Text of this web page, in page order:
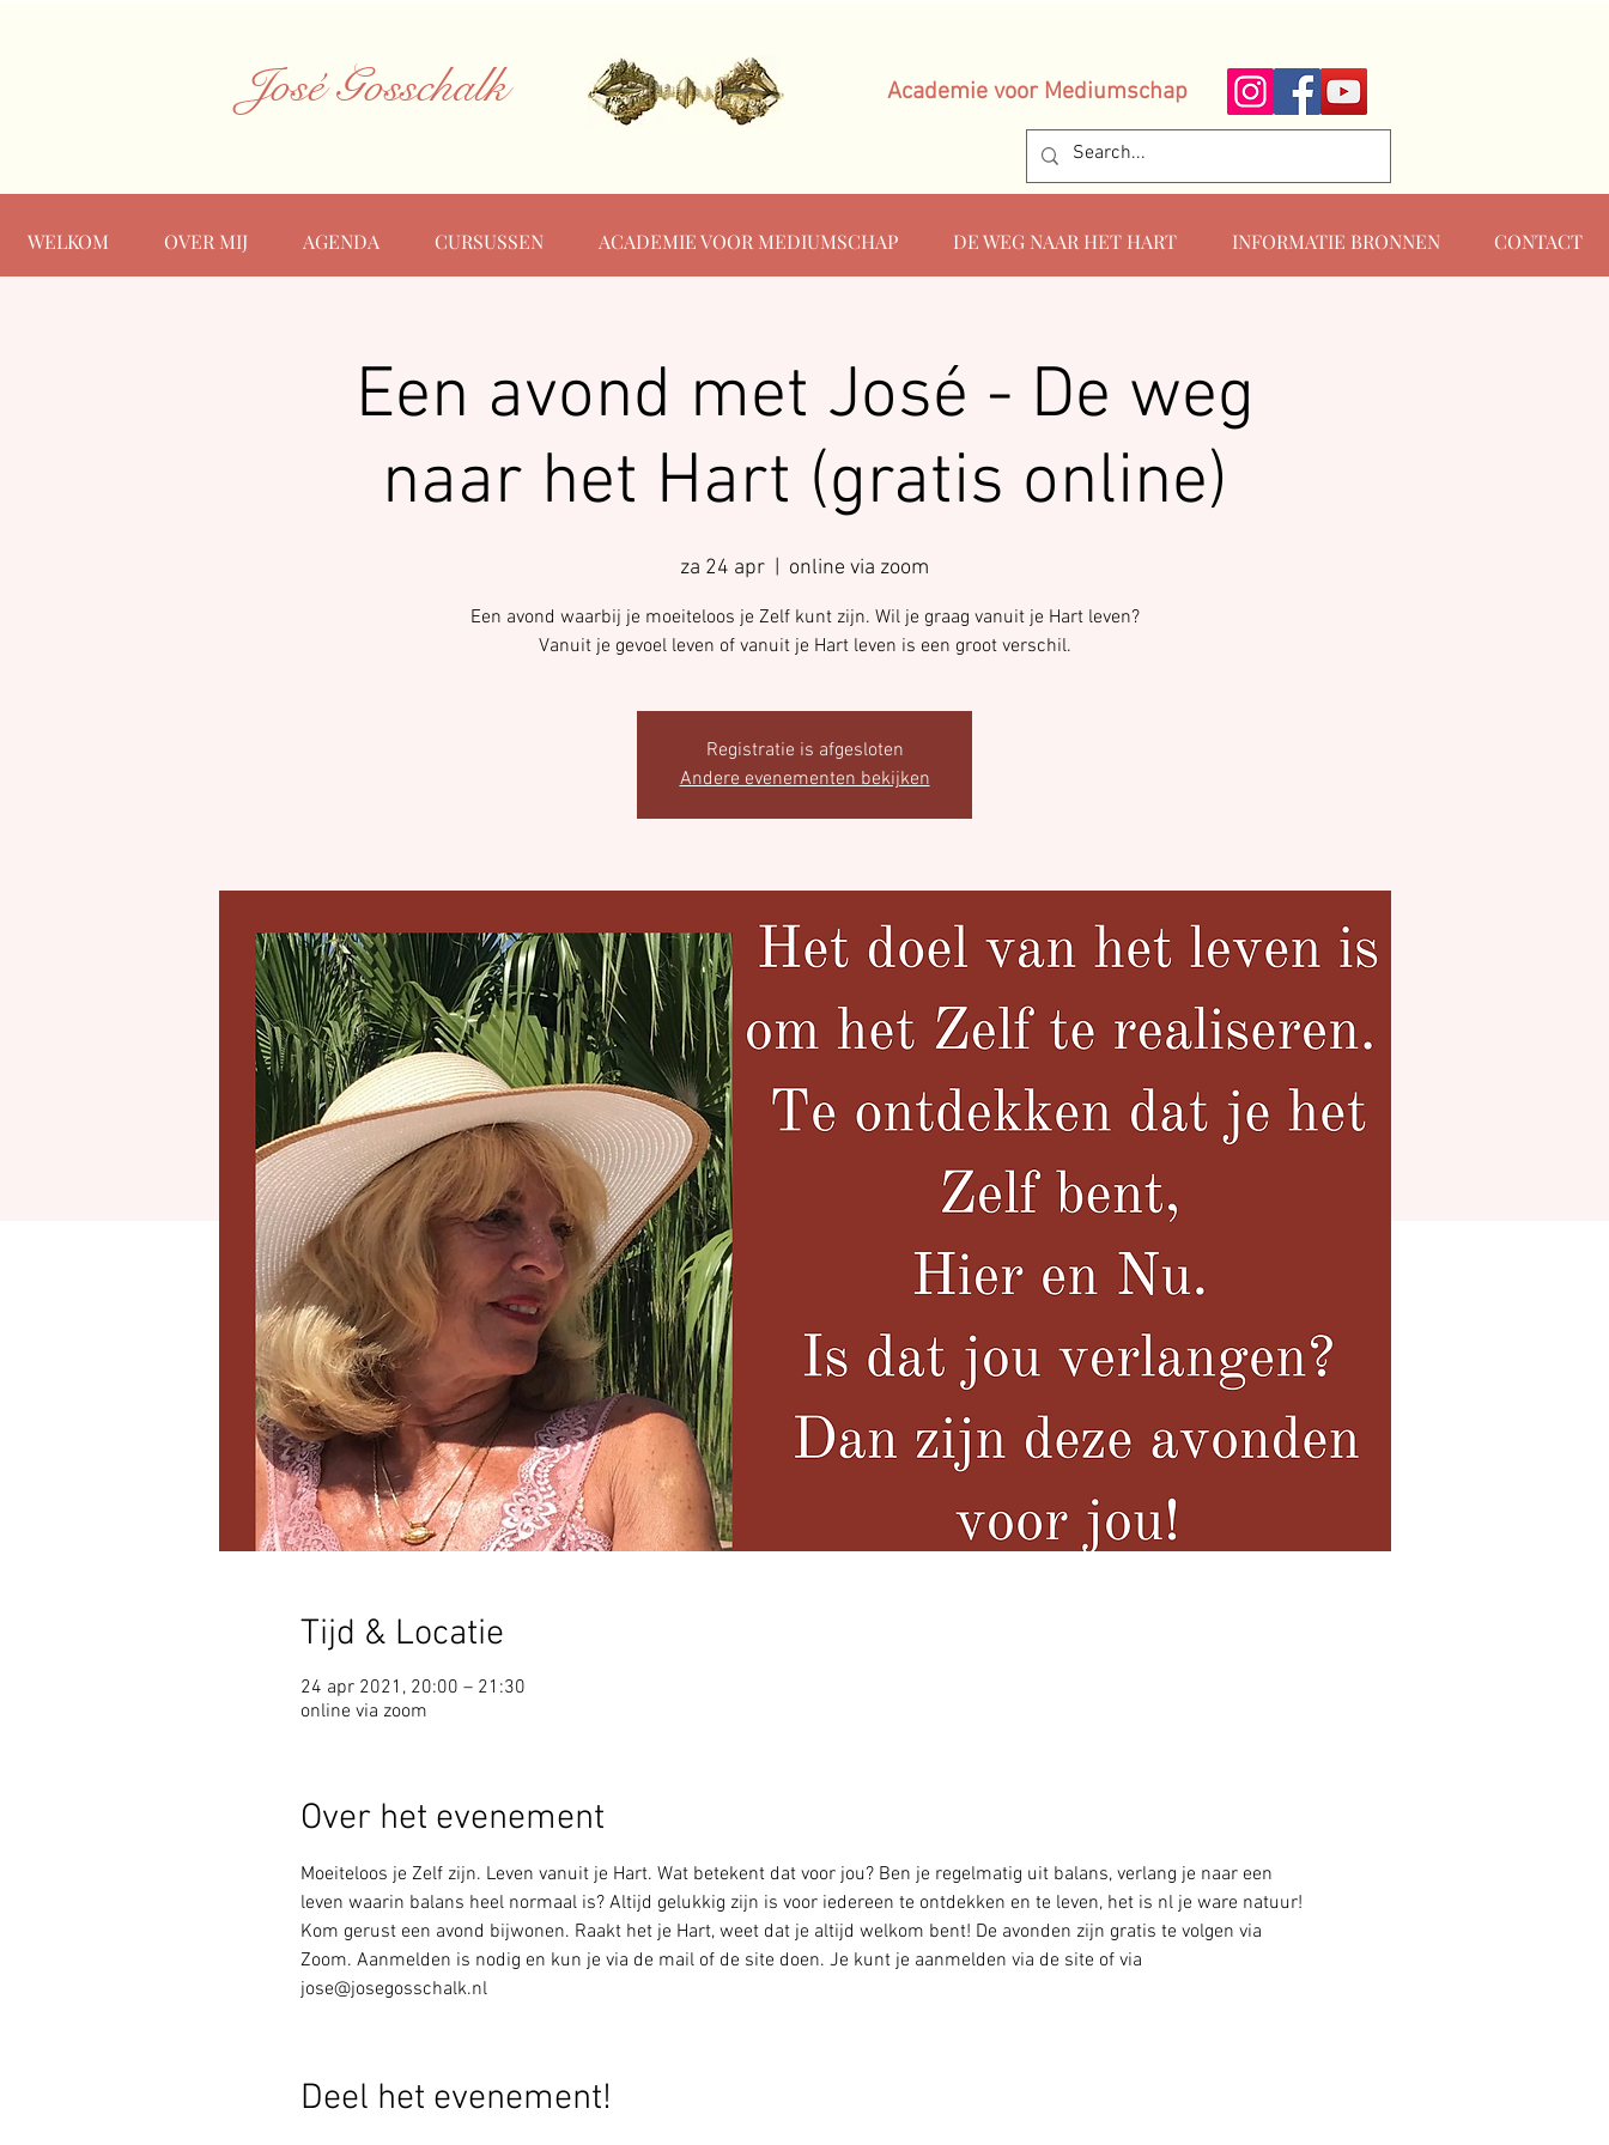
José Gosschalk Academie voor Mediumschap
WELKOM OVER MIJ AGENDA CURSUSSEN ACADEMIE VOOR MEDIUMSCHAP DE WEG NAAR HET HART INFORMATIE BRONNEN CONTACT
Een avond met José - De weg
naar het Hart (gratis online)
za 24 apr online via zoom
Een avond waarbij je moeiteloos je Zelf kunt zijn. Wil je graag vanuit je Hart leven?
Vanuit je gevoel leven of vanuit je Hart leven is een groot verschil.
Registratie is afgesloten
Andere evenementen bekijken
Tijd & Locatie
24 apr 2021, 20:00 – 21:30
online via zoom
Over het evenement
Moeiteloos je Zelf zijn. Leven vanuit je Hart. Wat betekent dat voor jou? Ben je regelmatig uit balans, verlang je naar een
leven waarin balans heel normaal is? Altijd gelukkig zijn is voor iedereen te ontdekken en te leven, het is nl je ware natuur!
Kom gerust een avond bijwonen. Raakt het je Hart, weet dat je altijd welkom bent! De avonden zijn gratis te volgen via
Zoom. Aanmelden is nodig en kun je via de mail of de site doen. Je kunt je aanmelden via de site of via
jose@josegosschalk.nl
Deel het evenement!